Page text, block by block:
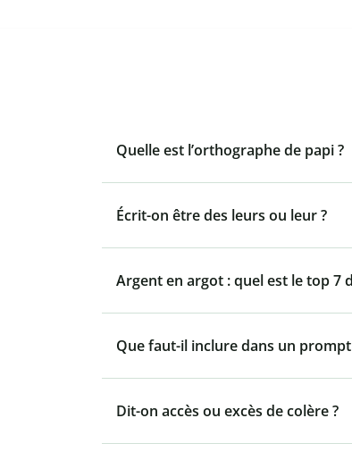
Quelle est l’orthographe de papi ?
Écrit-on être des leurs ou leur ?
Argent en argot : quel est le top 7
Que faut-il inclure dans un
Dit-on accès ou excès de colère ?